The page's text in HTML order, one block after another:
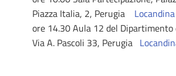
Piazza Italia, 2, Perugia Locandina
ore 14.30 Aula 12 del
Via A. Pascoli 33, Perugia